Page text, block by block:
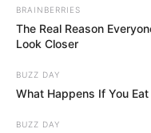
Au commissariat,
Idriss et Stanislas.
lui montre une
la pression, le
est bel et bien
BRAINBERRIES
The Real Reason
Look Closer
BUZZ DAY
What Happens If You
BUZZ DAY